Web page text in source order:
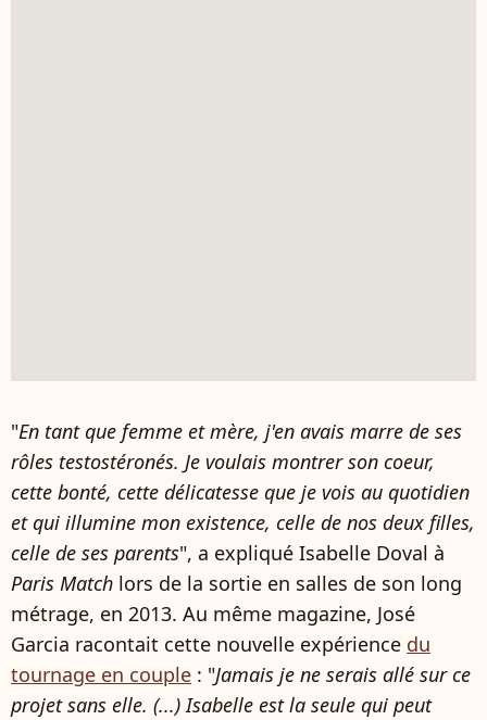
"En tant que femme et mère, j'en avais marre de ses
rôles testostéronés. Je voulais montrer son coeur,
cette bonté, cette délicatesse que je vois au quotidien
et qui illumine mon existence, celle de nos deux filles,
celle de ses parents", a expliqué Isabelle Doval à
Paris Match lors de la sortie en salles de son long
métrage, en 2013. Au même magazine, José
Garcia racontait cette nouvelle expérience du
tournage en couple : "Jamais je ne serais allé sur ce
projet sans elle. (...) Isabelle est la seule qui peut